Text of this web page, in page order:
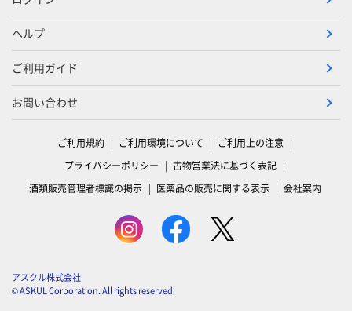
ヘルプ
ご利用ガイド
お問い合わせ
ご利用規約 ご利用環境について
ご利用上の注意
プライバシーポリシー
古物営業法に基づく表記
酒類販売管理者標識の掲示
医薬品の販売に関する表示 会社案内
アスクル株式会社
© ASKUL Corporation. All rights reserved.